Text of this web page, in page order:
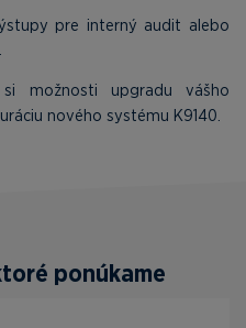
pre interný audit alebo
možnosti upgradu vášho
nového systému K9140.
ponúkame